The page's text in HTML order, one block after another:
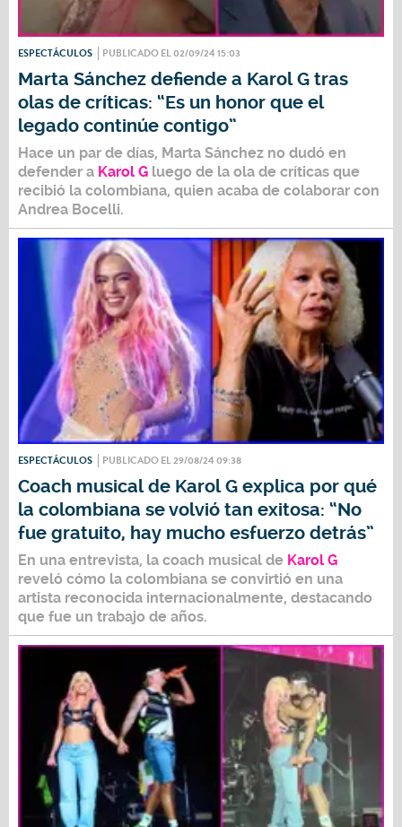
ESPECTÁCULOS PUBLICADO EL 02/09/24 15:03
Marta Sánchez defiende a Karol G tras
olas de críticas: “Es un honor que el
legado continúe contigo”
Hace un par de días, Marta Sánchez no dudó en
defender a Karol G luego de la ola de críticas que
recibió la colombiana, quien acaba de colaborar con
Andrea Bocelli.
ESPECTÁCULOS PUBLICADO EL 29/08/24 09:38
Coach musical de Karol G explica por qué
la colombiana se volvió tan exitosa: “No
fue gratuito, hay mucho esfuerzo detrás”
En una entrevista, la coach musical de Karol G
reveló cómo la colombiana se convirtió en una
artista reconocida internacionalmente, destacando
que fue un trabajo de años.